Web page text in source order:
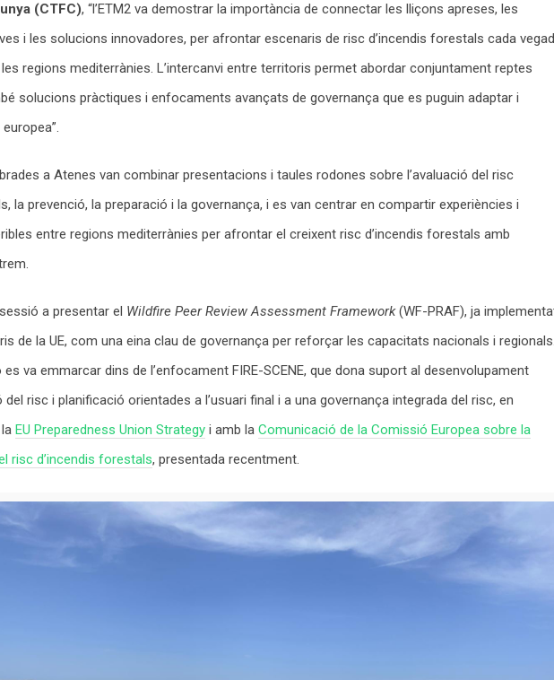
(CTFC), “l’ETM2 va demostrar la importància de connectar les lliçons apreses, les
i les solucions innovadores, per afrontar escenaris de risc d’incendis forestals cada
regions mediterrànies. L’intercanvi entre territoris permet abordar conjuntament reptes
solucions pràctiques i enfocaments avançats de governança que es puguin adaptar i
a Atenes van combinar presentacions i taules rodones sobre l’avaluació del risc
la prevenció, la preparació i la governança, i es van centrar en compartir experiències i
entre regions mediterrànies per afrontar el creixent risc d’incendis forestals amb
a presentar el Wildfire Peer Review Assessment Framework(WF-PRAF), ja
de la UE, com una eina clau de governança per reforçar les capacitats nacionals i
va emmarcar dins de l’enfocament FIRE-SCENE, que dona suport al desenvolupament
del risc i planificació orientades a l’usuari final i a una governança integrada del risc, en
EU Preparedness Union Strategy i amb la Comunicació de la Comissió Europea sobre la
risc d’incendis forestals, presentada recentment.